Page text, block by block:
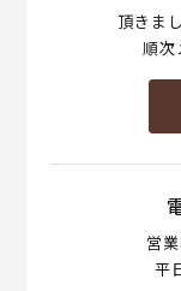
頂きま
順次
営
平